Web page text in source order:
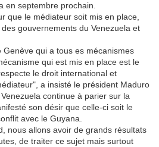
en septembre prochain.
que le médiateur soit mis en place,
gouvernements du Venezuela et
Genève qui a tous es mécanismes
qui est mis en place est le
le droit international et
a insisté le président Maduro
continue à parier sur la
son désir que celle-ci soit le
avec le Guyana.
nous allons avoir de grands résultats
de traiter ce sujet mais surtout